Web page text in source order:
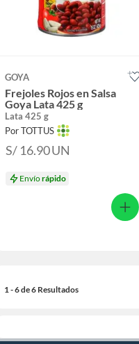
GOYA
Frejoles Rojos en Salsa
Goya Lata 425 g
Lata 425 g
Por TOTTUS
S/ 16.90UN
Envíorápido
1 - 6 de 6 Resultados